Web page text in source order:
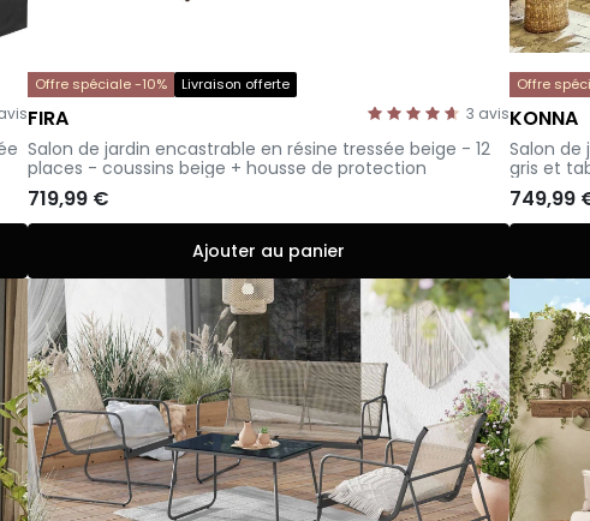
Offre spéciale -10% Livraison offerte
3 avis
FIRA
–
Salon de jardin encastrable en résine tressée beige - 12
places - coussins beige + housse de protection
719,99 €
Ajouter au panier
Offre
KONNA
-
Salon de
gris et
749,99